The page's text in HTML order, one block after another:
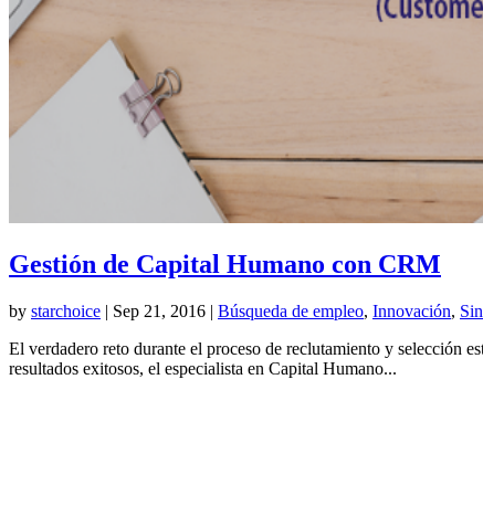
Gestión de Capital Humano con CRM
by starchoice | Sep 21, 2016 | Búsqueda de empleo, Innovación,
El verdadero reto durante el proceso de reclutamiento y selección
resultados exitosos, el especialista en Capital Humano...